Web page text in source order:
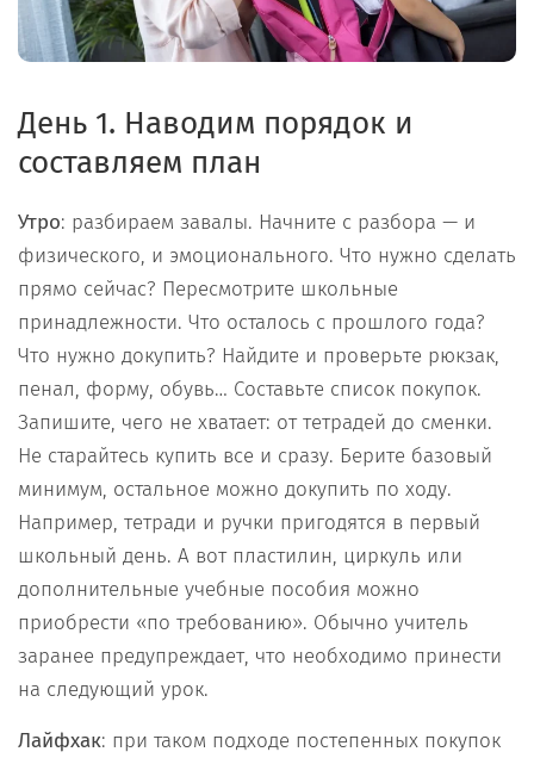
День 1. Наводим порядок и
составляем план
Утро: разбираем завалы. Начните с разбора — и
физического, и эмоционального. Что нужно сделать
прямо сейчас? Пересмотрите школьные
принадлежности. Что осталось с прошлого года?
Что нужно докупить? Найдите и проверьте рюкзак,
пенал, форму, обувь… Составьте список покупок.
Запишите, чего не хватает: от тетрадей до сменки.
Не старайтесь купить все и сразу. Берите базовый
минимум, остальное можно докупить по ходу.
Например, тетради и ручки пригодятся в первый
школьный день. А вот пластилин, циркуль или
дополнительные учебные пособия можно
приобрести «по требованию». Обычно учитель
заранее предупреждает, что необходимо принести
на следующий урок.
Лайфхак: при таком подходе постепенных покупок